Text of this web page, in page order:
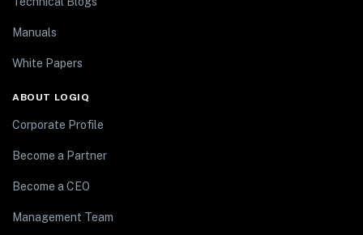
Manuals
White Papers
ABOUT LOGIQ
Corporate Profile
Become a Partner
Become a CEO
Management Team